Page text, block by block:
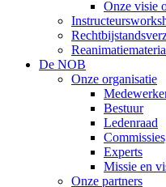
Onze visie
De NOB
Onze organisatie
Bestuur
Ledenraad
Experts
Missie en
Onze partners